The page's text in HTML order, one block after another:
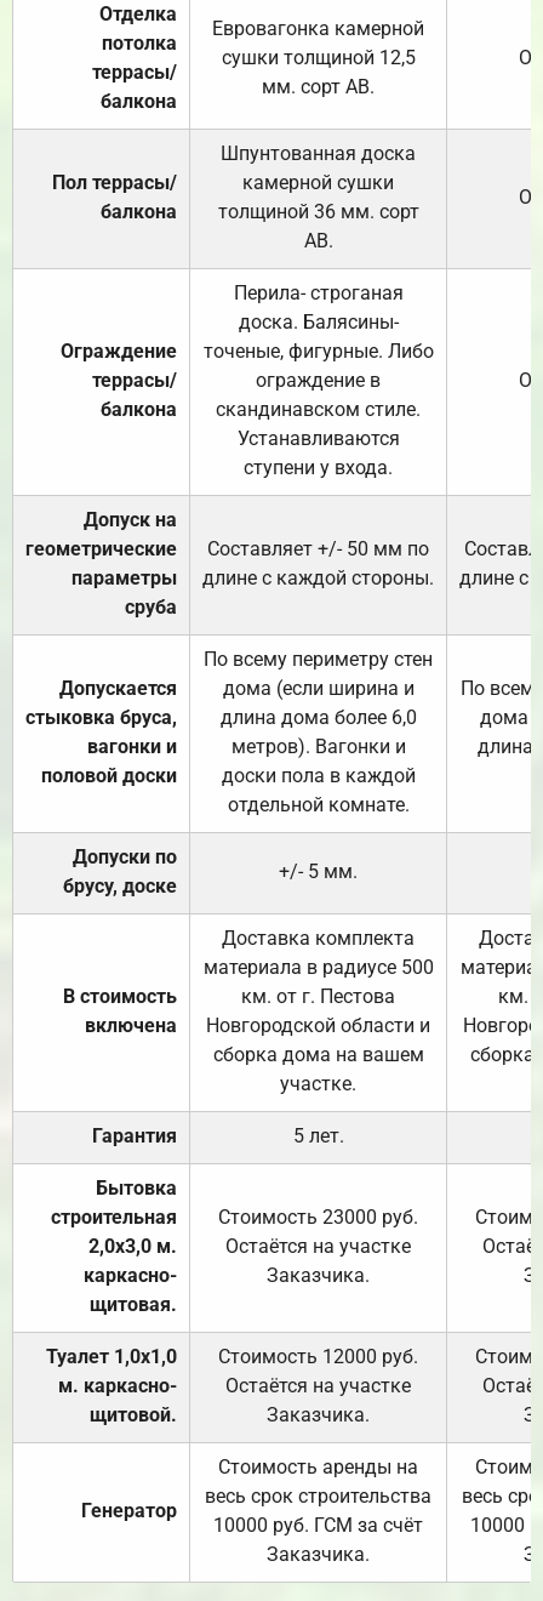
Отделка
потолка
террасы/
балкона
Евровагонка камерной
сушки толщиной 12,5
мм. сорт АВ.
Пол террасы/
балкона
Шпунтованная доска
камерной сушки
толщиной 36 мм. сорт
АВ.
Ограждение
террасы/
балкона
Перила- строганая
доска. Балясины-
точеные, фигурные. Либо
ограждение в
скандинавском стиле.
Устанавливаются
ступени у входа.
Допуск на
геометрические
параметры
сруба
Составляет +/- 50 мм по
длине с каждой стороны.
длине с
Допускается
стыковка бруса,
вагонки и
половой доски
По всему периметру стен
дома (если ширина и
длина дома более 6,0
метров). Вагонки и
доски пола в каждой
отдельной комнате.
По
дома
длина
Допуски по
брусу, доске
+/- 5 мм.
В стоимость
включена
Доставка комплекта
материала в радиусе 500
км. от г. Пестова
Новгородской области и
сборка дома на вашем
участке.
км.
Гарантия 5 лет.
Бытовка
строительная
2,0х3,0 м.
каркасно-
щитовая.
Стоимость 23000 руб.
Остаётся на участке
Заказчика.
Туалет 1,0х1,0
м. каркасно-
щитовой.
Стоимость 12000 руб.
Остаётся на участке
Заказчика.
Генератор
Стоимость аренды на
весь срок строительства
10000 руб. ГСМ за счёт
Заказчика.
весь
10000